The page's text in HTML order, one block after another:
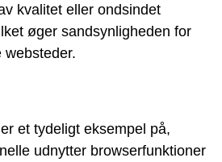
kvalitet eller ondsindet
øger sandsynligheden for
et tydeligt eksempel på,
udnytter browserfunktioner